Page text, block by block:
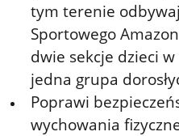
tym terenie
Sportowego
dwie sekcje dzieci
jedna grupa
Poprawi
wychowania